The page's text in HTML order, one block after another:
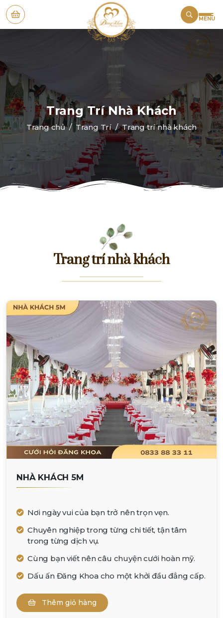
MENU
Trang Trí Nhà Khách
Trang chủ Trang Trí Trang trí nhà khách
Trang trí nhà khách
NHÀ KHÁCH 5M
Nơi ngày vui của bạn trở nên trọn vẹn.
Chuyên nghiệp trong từng chi tiết, tận tâm
trong từng dịch vụ.
Cùng bạn viết nên câu chuyện cưới hoàn mỹ.
Dấu ấn Đăng Khoa cho một khởi đầu đẳng cấp.
Thêm giỏ hàng